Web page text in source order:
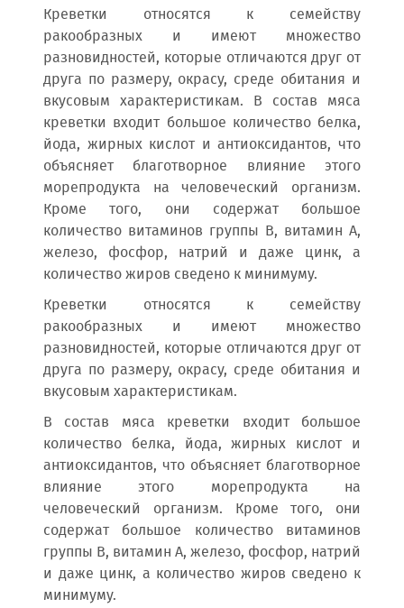
Креветки относятся к семейству
ракообразных и имеют множество
разновидностей, которые отличаются друг от
друга по размеру, окрасу, среде обитания и
вкусовым характеристикам. В состав мяса
креветки входит большое количество белка,
йода, жирных кислот и антиоксидантов, что
объясняет благотворное влияние этого
морепродукта на человеческий организм.
Кроме того, они содержат большое
количество витаминов группы В, витамин А,
железо, фосфор, натрий и даже цинк, а
количество жиров сведено к минимуму.
Креветки относятся к семейству
ракообразных и имеют множество
разновидностей, которые отличаются друг от
друга по размеру, окрасу, среде обитания и
вкусовым характеристикам.
В состав мяса креветки входит большое
количество белка, йода, жирных кислот и
антиоксидантов, что объясняет благотворное
влияние этого морепродукта на
человеческий организм. Кроме того, они
содержат большое количество витаминов
группы В, витамин А, железо, фосфор, натрий
и даже цинк, а количество жиров сведено к
минимуму.